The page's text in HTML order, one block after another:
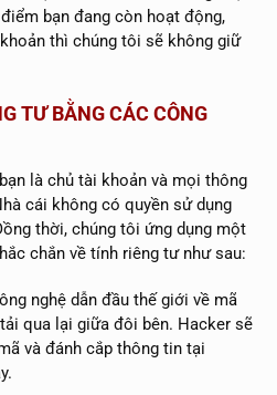
bạn đang còn hoạt động,
thì chúng tôi sẽ không giữ
TƯ BẰNG CÁC CÔNG
là chủ tài khoản và mọi thông
cái không có quyền sử dụng
thời, chúng tôi ứng dụng một
chắn về tính riêng tư như sau:
nghệ dẫn đầu thế giới về mã
qua lại giữa đôi bên. Hacker sẽ
và đánh cắp thông tin tại